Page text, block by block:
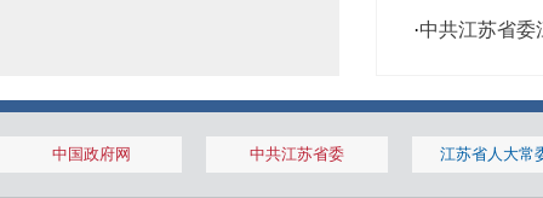
·中共江苏省委
中国政府网 中共江苏省委 江苏省人大常